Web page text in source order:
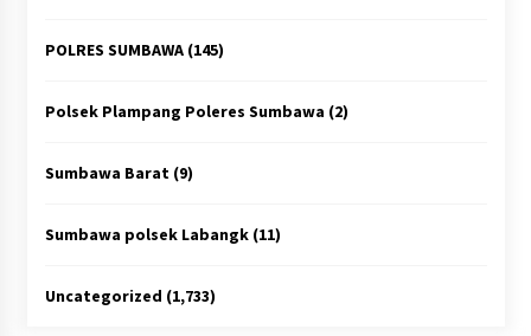
POLRES SUMBAWA(145)
Polsek Plampang Poleres Sumbawa (2)
Sumbawa Barat(9)
Sumbawa polsek Labangk(11)
Uncategorized (1,733)